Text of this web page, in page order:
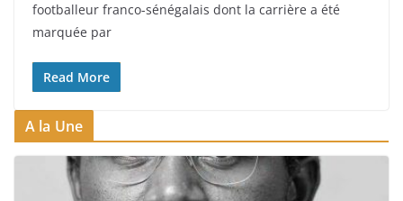
footballeur franco-sénégalais dont la carrière a été
marquée par
Read More
A la Une